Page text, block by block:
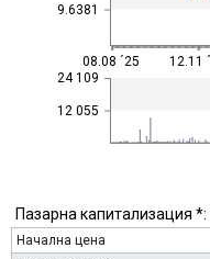
9.6381
12 055
24 109
08.08 ´25 12.11
Пазарна капитализация *:
Начална цена